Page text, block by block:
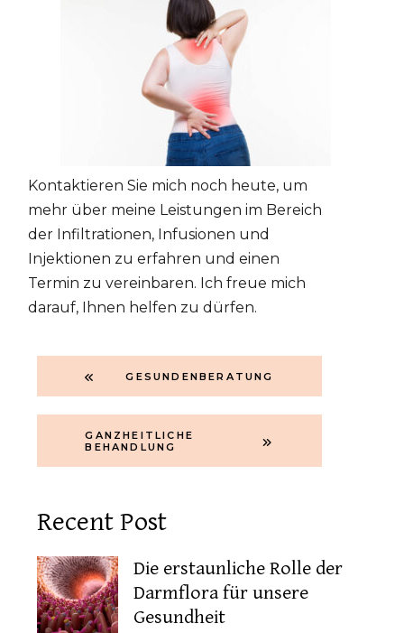
Kontaktieren Sie mich noch heute, um
mehr über meine Leistungen im Bereich
der Infiltrationen, Infusionen und
Injektionen zu erfahren und einen
Termin zu vereinbaren. Ich freue mich
darauf, Ihnen helfen zu dürfen.
GESUNDENBERATUNG
GANZHEITLICHE
BEHANDLUNG
Recent Post
Die erstaunliche Rolle der
Darmflora für unsere
Gesundheit